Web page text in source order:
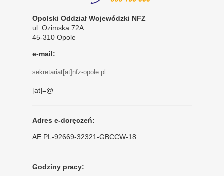
Opolski Oddział Wojewódzki NFZ
ul. Ozimska 72A
45-310 Opole
e-mail:
sekretariat[at]nfz-opole.pl
[at]=@
Adres e-doręczeń:
AE:PL-92669-32321-GBCCW-18
Godziny pracy: